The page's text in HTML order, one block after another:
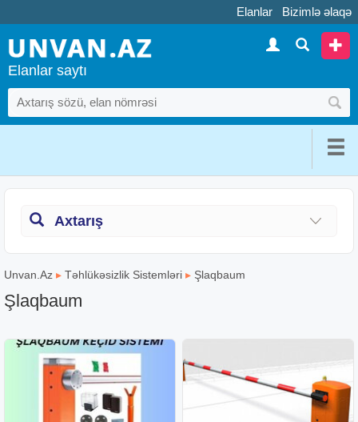
Elanlar Bizimlə əlaqə
Elanlar saytı
Axtarış
Unvan.Az ▸ Təhlükəsizlik Sistemləri ▸ Şlaqbaum
Şlaqbaum